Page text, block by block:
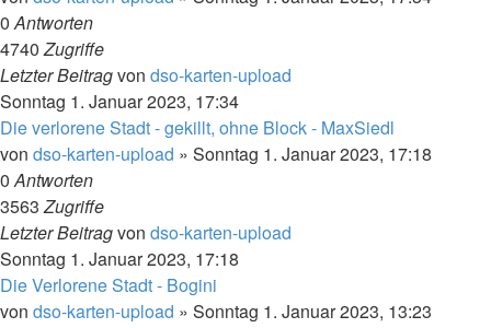
0Antworten
4740Zugriffe
Letzter Beitragvon dso-karten-upload
Sonntag 1. Januar 2023, 17:34
Die verlorene Stadt - gekillt, ohne Block - MaxSiedl
von dso-karten-upload » Sonntag 1. Januar 2023, 17:18
0Antworten
3563Zugriffe
Letzter Beitragvon dso-karten-upload
Sonntag 1. Januar 2023, 17:18
Die Verlorene Stadt - Bogini
von dso-karten-upload » Sonntag 1. Januar 2023, 13:23